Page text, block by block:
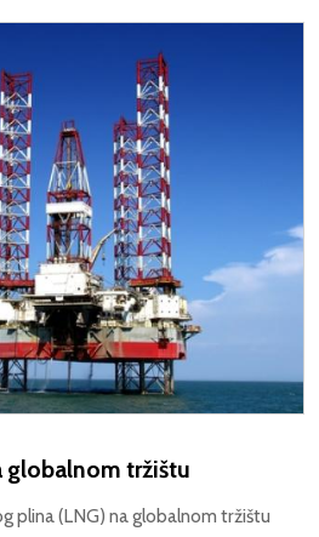
globalnom tržištu
plina (LNG) na globalnom tržištu